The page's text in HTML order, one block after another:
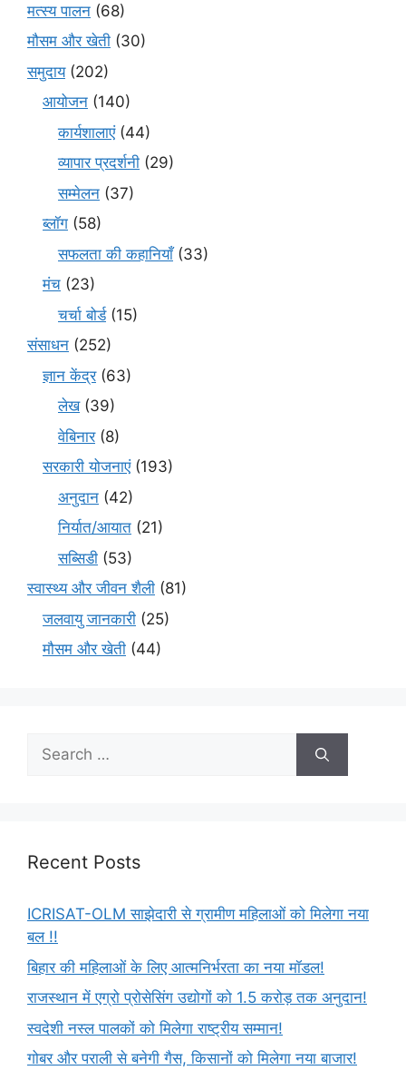
मत्स्य पालन (68)
मौसम और खेती (30)
समुदाय(202)
आयोजन (140)
कार्यशालाएं(44)
व्यापार प्रदर्शनी (29)
सम्मेलन (37)
ब्लॉग (58)
सफलता की कहानियाँ(33)
मंच (23)
चर्चा बोर्ड(15)
संसाधन (252)
ज्ञान केंद्र(63)
लेख(39)
वेबिनार(8)
सरकारी योजनाएं(193)
अनुदान (42)
निर्यात/आयात (21)
सब्सिडी (53)
स्वास्थ्य और जीवन शैली (81)
जलवायु जानकारी (25)
मौसम और खेती (44)
Recent Posts
ICRISAT-OLM साझेदारी से ग्रामीण महिलाओं को मिलेगा नया
बल !!
बिहार की महिलाओं के लिए आत्मनिर्भरता का नया मॉडल!
राजस्थान में एग्रो प्रोसेसिंग उद्योगों को 1.5 करोड़ तक अनुदान!
स्वदेशी नस्ल पालकों को मिलेगा राष्ट्रीय सम्मान!
गोबर और पराली से बनेगी गैस, किसानों को मिलेगा नया बाजार!